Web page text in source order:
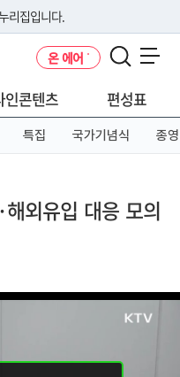
리집입니다.
를 사용하고 있다면 아래 URL에
온 에어
인콘텐츠 편성표
특집 국가기념식 종영
외유입 대응 모의